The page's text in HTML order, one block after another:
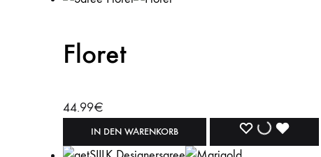
Floret
44.99€
IN DEN WARENKORB WISHLISTWISHLIST